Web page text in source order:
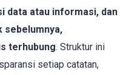
data atau informasi, dan
sebelumnya,
terhubung. Struktur ini
setiap catatan,